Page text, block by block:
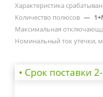
Характеристика
Количество полюсов —
Максимальная
Номинальный ток утечки,
• Cрок поставки